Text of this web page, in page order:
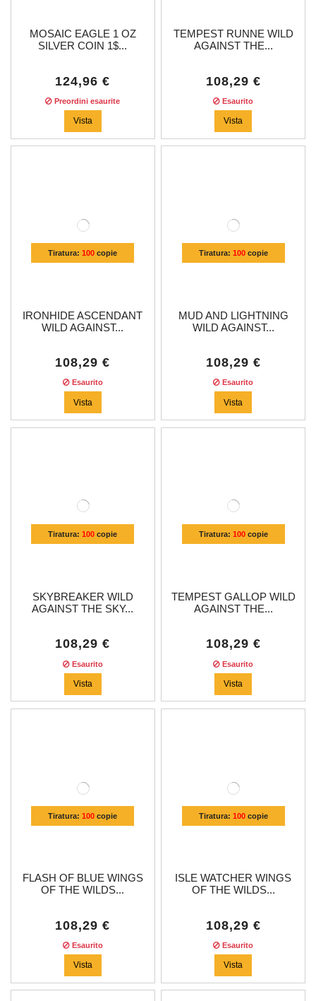
MOSAIC EAGLE 1 OZ
SILVER COIN 1$...
124,96 €
Preordini esaurite
Vista
TEMPEST RUNNE WILD
AGAINST THE...
108,29 €
Esaurito
Vista
Tiratura:100 copie
IRONHIDE ASCENDANT
WILD AGAINST...
108,29 €
Esaurito
Vista
Tiratura: 100copie
MUD AND LIGHTNING
WILD AGAINST...
108,29 €
Esaurito
Vista
Tiratura:100 copie
SKYBREAKER WILD
AGAINST THE SKY...
108,29 €
Esaurito
Vista
Tiratura: 100copie
TEMPEST GALLOP WILD
AGAINST THE...
108,29 €
Esaurito
Vista
Tiratura:100 copie
FLASH OF BLUE WINGS
OF THE WILDS...
108,29 €
Esaurito
Vista
Tiratura: 100copie
ISLE WATCHER WINGS
OF THE WILDS...
108,29 €
Esaurito
Vista